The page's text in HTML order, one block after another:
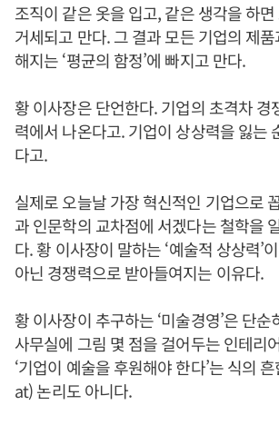
조직이 같은 옷을 입고, 같은 생각을 하
거세되고 만다. 그 결과 모든 기업의 제
해지는 ‘평균의 함정’에 빠지고 만다.
황 이사장은 단언한다. 기업의 초격차 경
력에서 나온다고. 기업이 상상력을 잃는
다고.
실제로 오늘날 가장 혁신적인 기업으로
과 인문학의 교차점에 서겠다는 철학을
다. 황 이사장이 말하는 ‘예술적 상상력’
아닌 경쟁력으로 받아들여지는 이유다.
황 이사장이 추구하는 ‘미술경영’은 단
사무실에 그림 몇 점을 걸어두는 인테리
‘기업이 예술을 후원해야 한다’는 식의
at) 논리도 아니다.